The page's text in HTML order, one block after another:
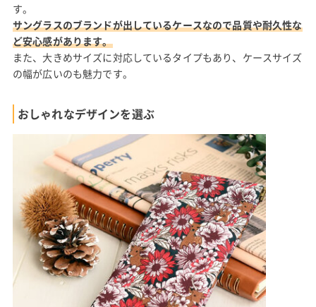
す。
サングラスのブランドが出しているケースなので品質や耐久性な
ど安心感があります。
また、大きめサイズに対応しているタイプもあり、ケースサイズ
の幅が広いのも魅力です。
おしゃれなデザインを選ぶ